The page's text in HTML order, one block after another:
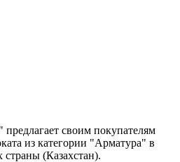
своим покупателям
из категории "Арматура" в
страны (Казахстан).